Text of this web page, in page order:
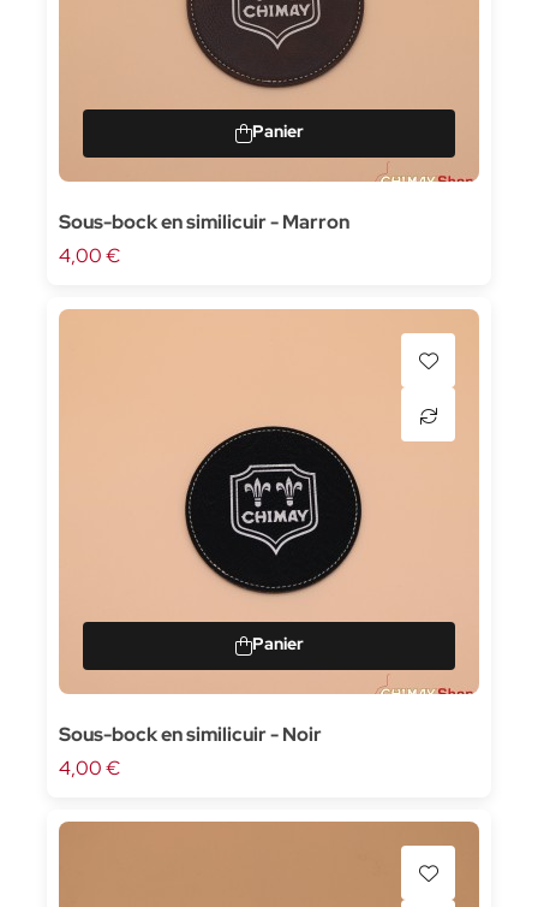
Sous-bock en similicuir - Marron
4,00 €
Sous-bock en similicuir - Noir
4,00 €